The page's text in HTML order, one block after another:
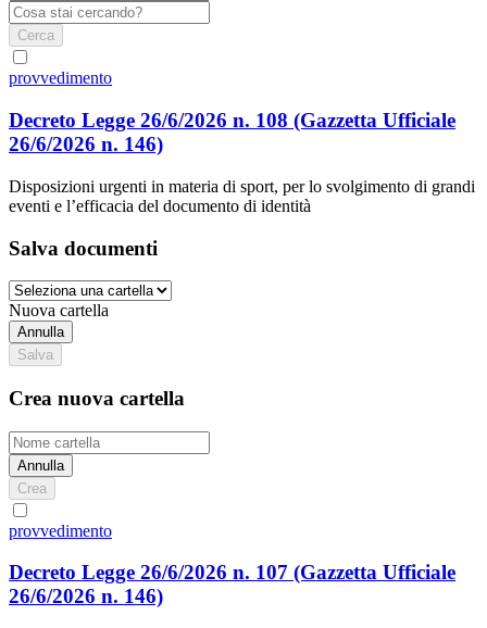
Cerca
provvedimento
Decreto Legge 26/6/2026 n. 108 (Gazzetta Ufficiale
26/6/2026 n. 146)
Disposizioni urgenti in materia di sport, per lo svolgimento di grandi
eventi e l’efficacia del documento di identità
Salva documenti
Nuova cartella
Annulla
Salva
Crea nuova cartella
Annulla
Crea
provvedimento
Decreto Legge 26/6/2026 n. 107 (Gazzetta Ufficiale
26/6/2026 n. 146)